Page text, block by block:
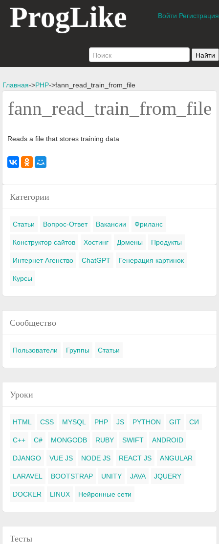
ProgLike Войти Регистрация
Главная->PHP->fann_read_train_from_file
fann_read_train_from_file
Reads a file that stores training data
Категории
Статьи Вопрос-Ответ Вакансии Фриланс
Конструктор сайтов Хостинг Домены Продукты
Интернет Агенство ChatGPT Генерация картинок
Курсы
Сообщество
Пользователи Группы Статьи
Уроки
HTML CSS MYSQL PHP JS PYTHON GIT СИ
C++ C# MONGODB RUBY SWIFT ANDROID
DJANGO VUE JS NODE JS REACT JS ANGULAR
LARAVEL BOOTSTRAP UNITY JAVA JQUERY
DOCKER LINUX Нейронные сети
Тесты